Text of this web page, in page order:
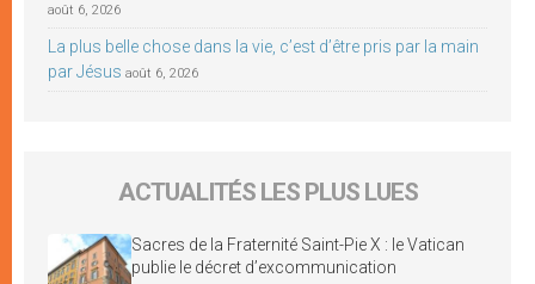
août 6, 2026
La plus belle chose dans la vie, c’est d’être pris par la main
par Jésus août 6, 2026
ACTUALITÉS LES PLUS LUES
Sacres de la Fraternité Saint-Pie X : le Vatican
publie le décret d’excommunication